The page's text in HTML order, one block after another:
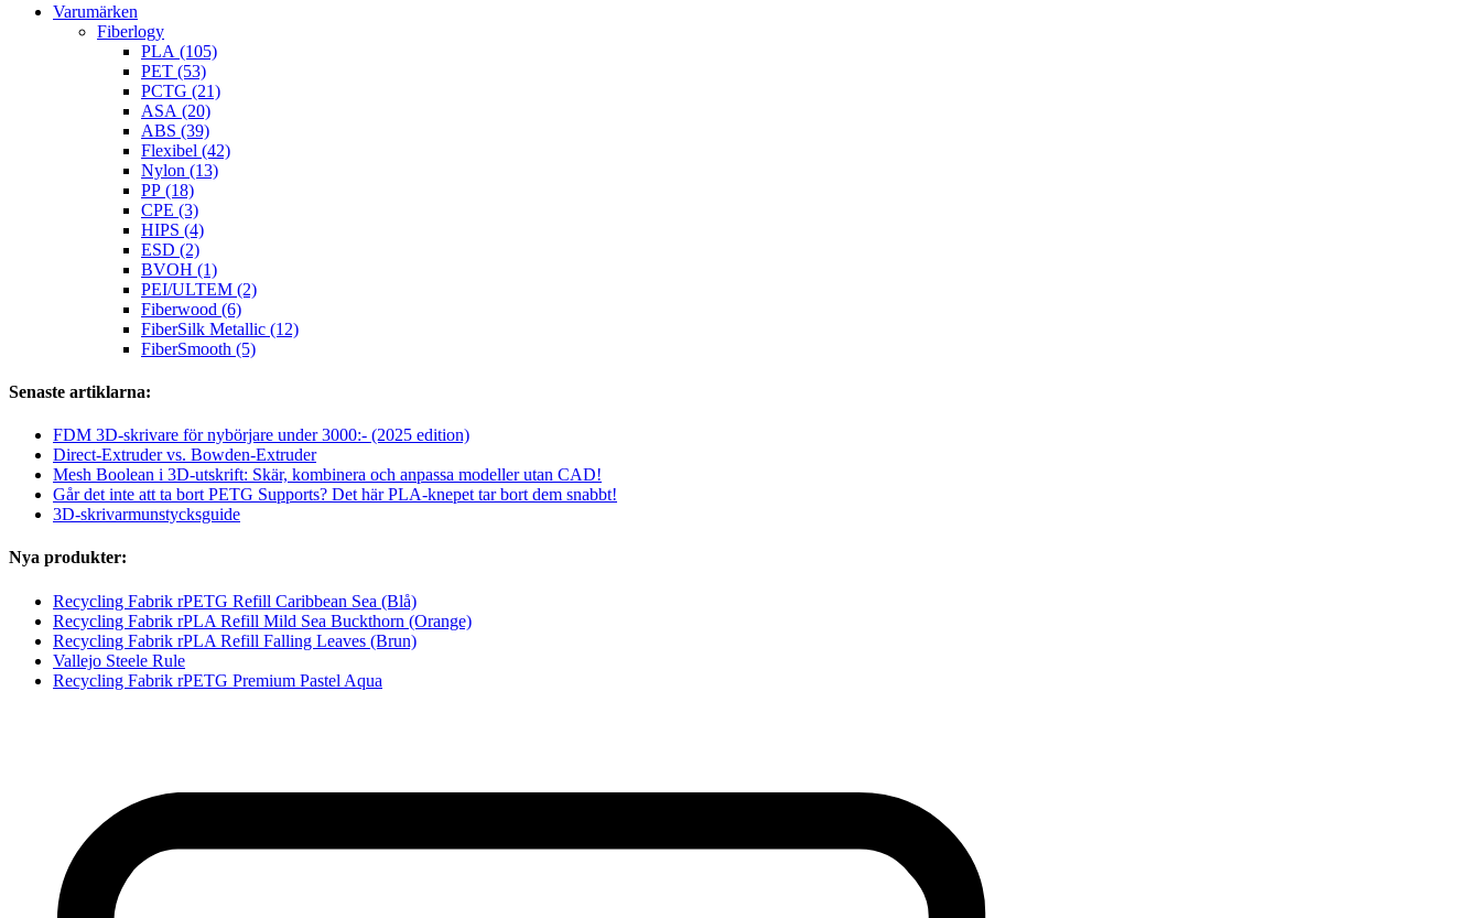
Varumärken
Fiberlogy
PLA (105)
PET (53)
PCTG (21)
ASA (20)
ABS (39)
Flexibel (42)
Nylon (13)
PP (18)
CPE (3)
HIPS (4)
ESD (2)
BVOH (1)
PEI/ULTEM (2)
Fiberwood (6)
FiberSilk Metallic (12)
FiberSmooth (5)
Senaste artiklarna:
FDM 3D-skrivare för nybörjare under 3000:- (2025 edition)
Direct-Extruder vs. Bowden-Extruder
Mesh Boolean i 3D-utskrift: Skär, kombinera och anpassa modeller utan CAD!
Går det inte att ta bort PETG Supports? Det här PLA-knepet tar bort dem snabbt!
3D-skrivarmunstycksguide
Nya produkter:
Recycling Fabrik rPETG Refill Caribbean Sea (Blå)
Recycling Fabrik rPLA Refill Mild Sea Buckthorn (Orange)
Recycling Fabrik rPLA Refill Falling Leaves (Brun)
Vallejo Steele Rule
Recycling Fabrik rPETG Premium Pastel Aqua